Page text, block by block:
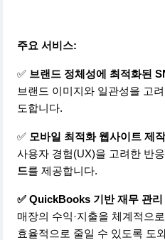
주요 서비스:
✅ 브랜드 정체성에 최적화된
브랜드 이미지와 일관성을 고
도합니다.
✅ 모바일 최적화 웹사이트 제
사용자 경험(UX)을 고려한 반
드를 제공합니다.
✅ QuickBooks 기반 재무 관
매장의 수익·지출을 체계적으
효율적으로 줄일 수 있도록 도